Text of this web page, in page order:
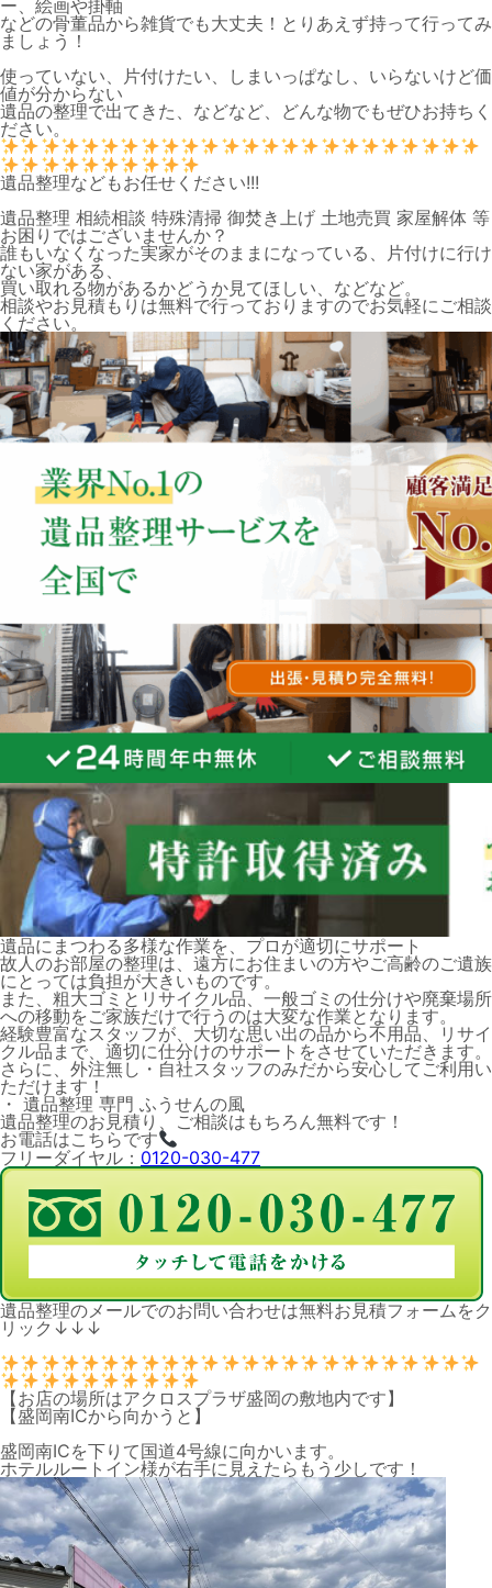
ー、絵画や掛軸
などの骨董品から雑貨でも大丈夫！とりあえず持って行ってみ
ましょう！
使っていない、片付けたい、しまいっぱなし、いらないけど価
値が分からない
遺品の整理で出てきた、などなど、どんな物でもぜひお持ちく
ださい。
遺品整理などもお任せください!!!
遺品整理 相続相談 特殊清掃 御焚き上げ 土地売買 家屋解体 等
お困りではございませんか？
誰もいなくなった実家がそのままになっている、片付けに行け
ない家がある、
買い取れる物があるかどうか見てほしい、などなど。
相談やお見積もりは無料で行っておりますのでお気軽にご相談
ください。
遺品にまつわる多様な作業を、プロが適切にサポート
故人のお部屋の整理は、遠方にお住まいの方やご高齢のご遺族
にとっては負担が大きいものです。
また、粗大ゴミとリサイクル品、一般ゴミの仕分けや廃棄場所
への移動をご家族だけで行うのは大変な作業となります。
経験豊富なスタッフが、大切な思い出の品から不用品、リサイ
クル品まで、適切に仕分けのサポートをさせていただきます。
さらに、外注無し・自社スタッフのみだから安心してご利用い
ただけます！
・ 遺品整理 専門 ふうせんの風
遺品整理のお見積り、ご相談はもちろん無料です！
お電話はこちらです
フリーダイヤル： 0120-030-477
遺品整理のメールでのお問い合わせは無料お見積フォームをク
リック↓↓↓
【お店の場所はアクロスプラザ盛岡の敷地内です】
【盛岡南ICから向かうと】
盛岡南ICを下りて国道4号線に向かいます。
ホテルルートイン様が右手に見えたらもう少しです！